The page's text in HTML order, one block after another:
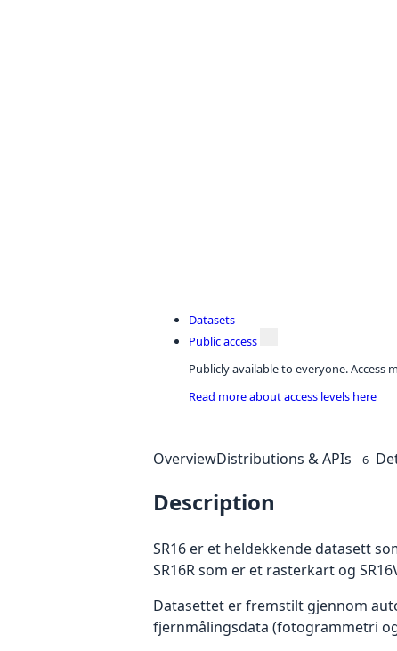
Datasets
Public access
Publicly available to everyone. Access
Read more about access levels here
OverviewDistributions & APIs 6
Description
SR16 er et heldekkende datasett
SR16R som er et rasterkart og
Datasettet er fremstilt gjennom
fjernmålingsdata (fotogrammetri